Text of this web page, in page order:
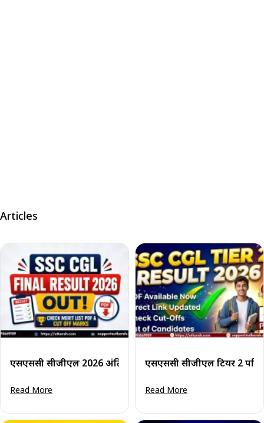
Articles
एसएससी सीजीएल 2026 अंतिम परिणाम घोषित: मेरिट लिस्ट व
Read More
एसएससी सीजीएल टियर 2
Read More